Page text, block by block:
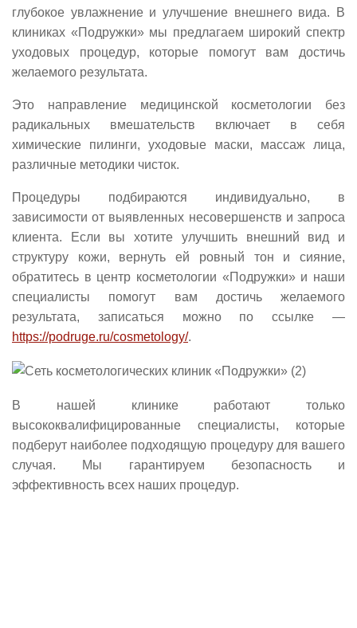
глубокое увлажнение и улучшение внешнего вида. В
клиниках «Подружки» мы предлагаем широкий спектр
уходовых процедур, которые помогут вам достичь
желаемого результата.
Это направление медицинской косметологии без
радикальных вмешательств включает в себя
химические пилинги, уходовые маски, массаж лица,
различные методики чисток.
Процедуры подбираются индивидуально, в
зависимости от выявленных несовершенств и запроса
клиента. Если вы хотите улучшить внешний вид и
структуру кожи, вернуть ей ровный тон и сияние,
обратитесь в центр косметологии «Подружки» и наши
специалисты помогут вам достичь желаемого
результата, записаться можно по ссылке —
https://podruge.ru/cosmetology/.
В нашей клинике работают только
высококвалифицированные специалисты, которые
подберут наиболее подходящую процедуру для вашего
случая. Мы гарантируем безопасность и
эффективность всех наших процедур.